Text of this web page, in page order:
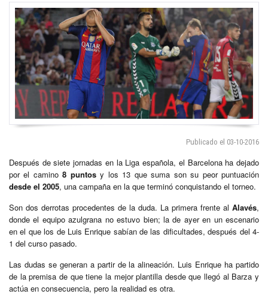
Publicado el 03-10-2016
Después de siete jornadas en la Liga española, el Barcelona ha dejado
por el camino8 puntosy los 13 que suma son su peor puntuación
desde el 2005, una campaña en la que terminó conquistando el torneo.
Son dos derrotas procedentes de la duda. La primera frente al Alavés,
donde el equipo azulgrana no estuvo bien; la de ayer en un escenario
en el que los de Luis Enrique sabían de las dificultades, después del 4-
1 del curso pasado.
Las dudas se generan a partir de la alineación. Luis Enrique ha partido
de la premisa de que tiene la mejor plantilla desde que llegó al Barza y
actúa en consecuencia, pero la realidad es otra.